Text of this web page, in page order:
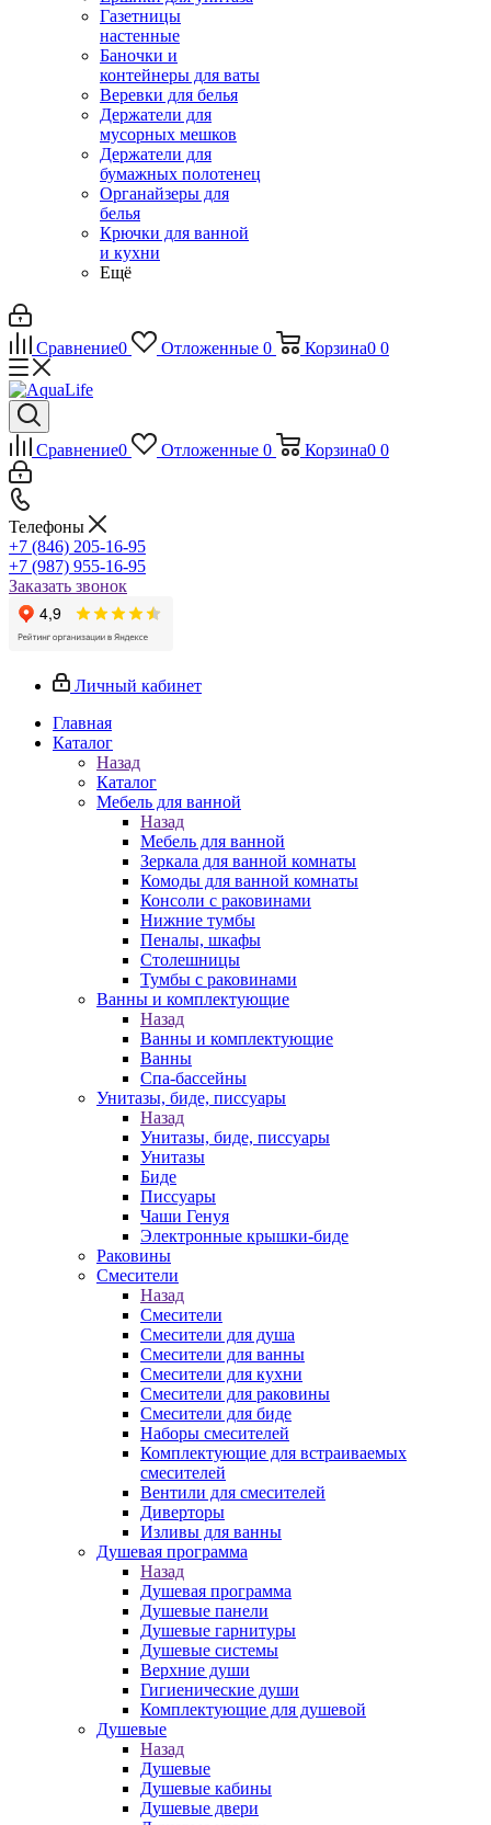
Газетницы
настенные
Баночки и
контейнеры для ваты
Веревки для белья
Держатели для
мусорных мешков
Держатели для
бумажных полотенец
Органайзеры для
белья
Крючки для ванной
и кухни
Ещё
Сравнение0 Отложенные 0 Корзина0 0
Сравнение0 Отложенные 0 Корзина0 0
Телефоны
+7 (846) 205-16-95
+7 (987) 955-16-95
Заказать звонок
Личный кабинет
Главная
Каталог
Назад
Каталог
Мебель для ванной
Назад
Мебель для ванной
Зеркала для ванной комнаты
Комоды для ванной комнаты
Консоли с раковинами
Нижние тумбы
Пеналы, шкафы
Столешницы
Тумбы с раковинами
Ванны и комплектующие
Назад
Ванны и комплектующие
Ванны
Спа-бассейны
Унитазы, биде, писсуары
Назад
Унитазы, биде, писсуары
Унитазы
Биде
Писсуары
Чаши Генуя
Электронные крышки-биде
Раковины
Смесители
Назад
Смесители
Смесители для душа
Смесители для ванны
Смесители для кухни
Смесители для раковины
Смесители для биде
Наборы смесителей
Комплектующие для встраиваемых
смесителей
Вентили для смесителей
Диверторы
Изливы для ванны
Душевая программа
Назад
Душевая программа
Душевые панели
Душевые гарнитуры
Душевые системы
Верхние души
Гигиенические души
Комплектующие для душевой
Душевые
Назад
Душевые
Душевые кабины
Душевые двери